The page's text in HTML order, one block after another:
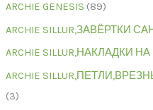
ARCHIE GENESIS 89
ARCHIE SILLUR,ЗАВЁРТКИ
ARCHIE
ARCHIE
3